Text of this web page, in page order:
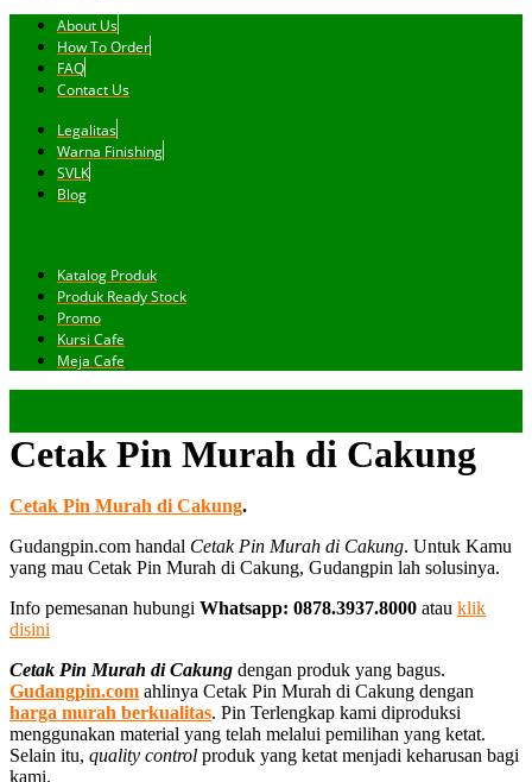
About Us
How To Order
FAQ
Contact Us
Legalitas
Warna Finishing
SVLK
Blog
Katalog Produk
Produk Ready Stock
Promo
Kursi Cafe
Meja Cafe
Cetak Pin Murah di Cakung
Cetak Pin Murah di Cakung.
Gudangpin.com handal Cetak Pin Murah di Cakung. Untuk Kamu
yang mau Cetak Pin Murah di Cakung, Gudangpin lah solusinya.
Info pemesanan hubungi Whatsapp: 0878.3937.8000 atau klik
disini
Cetak Pin Murah di Cakung dengan produk yang bagus.
Gudangpin.com ahlinya Cetak Pin Murah di Cakung dengan
harga murah berkualitas. Pin Terlengkap kami diproduksi
menggunakan material yang telah melalui pemilihan yang ketat.
Selain itu, quality control produk yang ketat menjadi keharusan bagi
kami.